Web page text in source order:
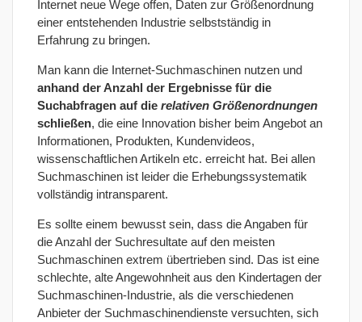
Internet neue Wege offen, Daten zur Größenordnung
einer entstehenden Industrie selbstständig in
Erfahrung zu bringen.
Man kann die Internet-Suchmaschinen nutzen und
anhand der Anzahl der Ergebnisse für die
Suchabfragen auf die relativen Größenordnungen
schließen, die eine Innovation bisher beim Angebot an
Informationen, Produkten, Kundenvideos,
wissenschaftlichen Artikeln etc. erreicht hat. Bei allen
Suchmaschinen ist leider die Erhebungssystematik
vollständig intransparent.
Es sollte einem bewusst sein, dass die Angaben für
die Anzahl der Suchresultate auf den meisten
Suchmaschinen extrem übertrieben sind. Das ist eine
schlechte, alte Angewohnheit aus den Kindertagen der
Suchmaschinen-Industrie, als die verschiedenen
Anbieter der Suchmaschinendienste versuchten, sich